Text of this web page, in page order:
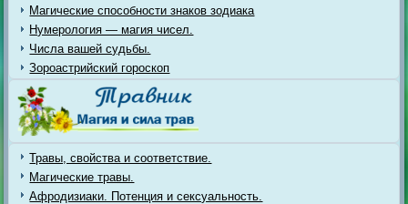
Магические способности знаков зодиака
Нумерология — магия чисел.
Числа вашей судьбы.
Зороастрийский гороскоп
Травы, свойства и соответствие.
Магические травы.
Афродизиаки. Потенция и сексуальность.